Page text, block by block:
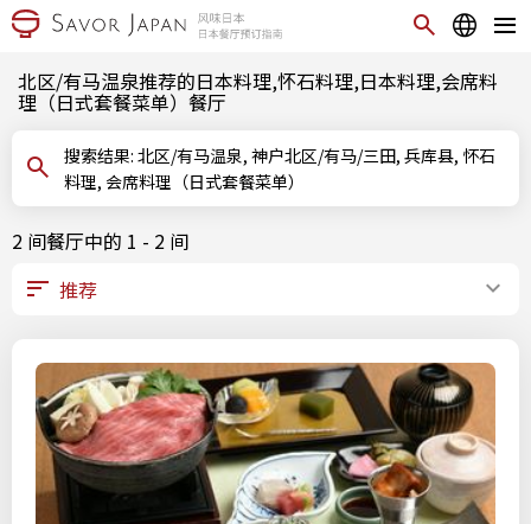
北区/有马温泉推荐的日本料理,怀石料理,日本料理,会席料
理（日式套餐菜单）餐厅
搜索结果: 北区/有马温泉, 神户北区/有马/三田, 兵库县, 怀石
料理, 会席料理（日式套餐菜单）
2 间餐厅中的 1 - 2 间